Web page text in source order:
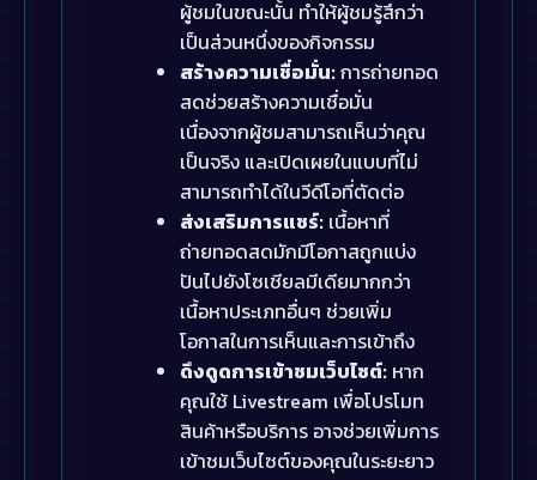
ผู้ชมในขณะนั้น ทำให้ผู้ชมรู้สึกว่า
เป็นส่วนหนึ่งของกิจกรรม
สร้างความเชื่อมั่น:การถ่ายทอด
สดช่วยสร้างความเชื่อมั่น
เนื่องจากผู้ชมสามารถเห็นว่าคุณ
เป็นจริง และเปิดเผยในแบบที่ไม่
สามารถทำได้ในวีดีโอที่ตัดต่อ
ส่งเสริมการแชร์: เนื้อหาที่
ถ่ายทอดสดมักมีโอกาสถูกแบ่ง
ปันไปยังโซเชียลมีเดียมากกว่า
เนื้อหาประเภทอื่นๆ ช่วยเพิ่ม
โอกาสในการเห็นและการเข้าถึง
ดึงดูดการเข้าชมเว็บไซต์: หาก
คุณใช้ Livestream เพื่อโปรโมท
สินค้าหรือบริการ อาจช่วยเพิ่มการ
เข้าชมเว็บไซต์ของคุณในระยะยาว